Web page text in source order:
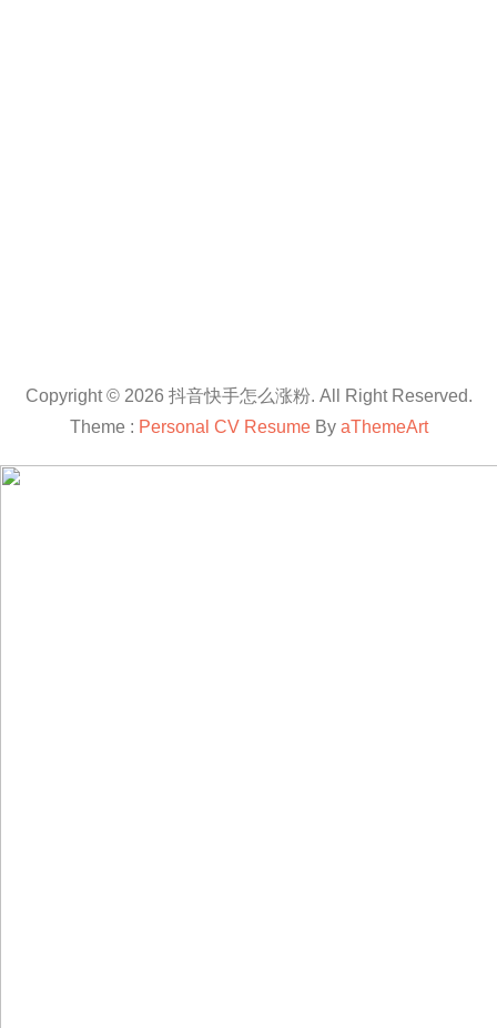
Copyright © 2026 抖音快手怎么涨粉. All Right Reserved.
Theme : Personal CV ResumeBy aThemeArt